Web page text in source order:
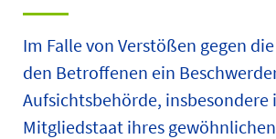
Im Falle von Verstößen gegen die
den Betroffenen ein
Aufsichtsbehörde, insbesondere
Mitgliedstaat ihres